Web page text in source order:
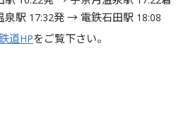
駅 17:32発 → 電鉄石田駅 18:08
道HPをご覧下さい。